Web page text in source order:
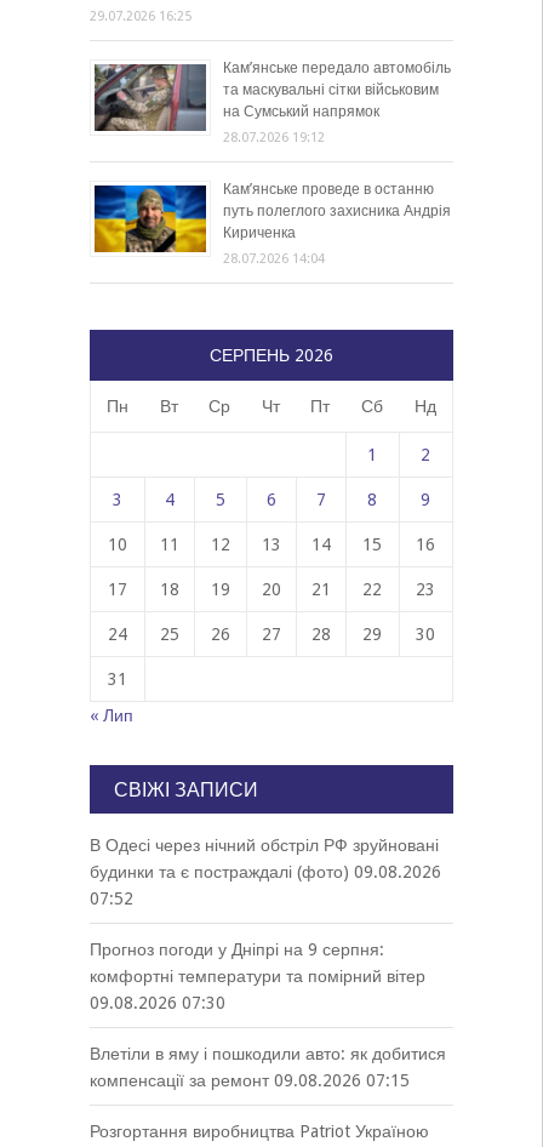
29.07.2026 16:25
Кам’янське передало автомобіль
та маскувальні сітки військовим
на Сумський напрямок
28.07.2026 19:12
Кам’янське проведе в останню
путь полеглого захисника Андрія
Кириченка
28.07.2026 14:04
СЕРПЕНЬ 2026
Пн Вт Ср Чт Пт Сб Нд
1 2
3 4 5 6 7 8 9
10 11 12 13 14 15 16
17 18 19 20 21 22 23
24 25 26 27 28 29 30
31
« Лип
СВІЖІ ЗАПИСИ
В Одесі через нічний обстріл РФ зруйновані
будинки та є постраждалі (фото) 09.08.2026
07:52
Прогноз погоди у Дніпрі на 9 серпня:
комфортні температури та помірний вітер
09.08.2026 07:30
Влетіли в яму і пошкодили авто: як добитися
компенсації за ремонт 09.08.2026 07:15
Розгортання виробництва Patriot Україною